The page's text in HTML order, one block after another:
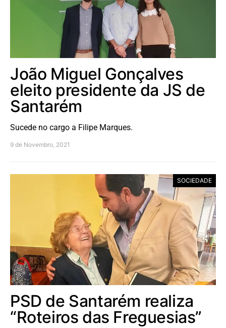
João Miguel Gonçalves
eleito presidente da JS de
Santarém
Sucede no cargo a Filipe Marques.
9 de Novembro, 2021
SOCIEDADE
PSD de Santarém realiza
“Roteiros das Freguesias”